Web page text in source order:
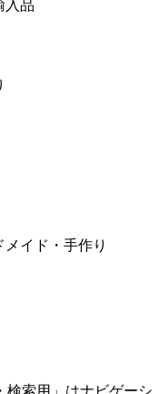
入品
メイド・手作り
検索用」はナビゲーシ